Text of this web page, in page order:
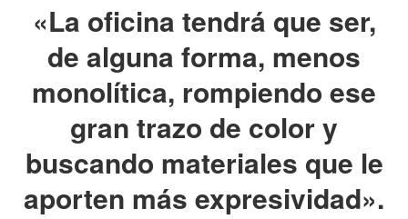
«La oficina tendrá que ser,
de alguna forma, menos
monolítica, rompiendo ese
gran trazo de color y
buscando materiales que le
aporten más expresividad».